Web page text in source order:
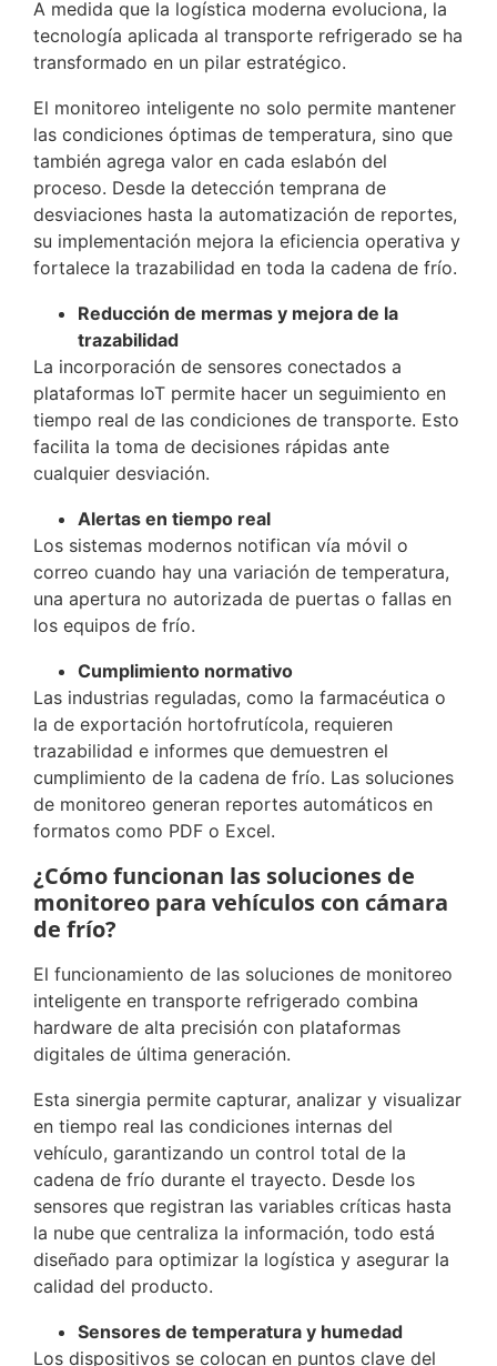
A medida que la logística moderna evoluciona, la
tecnología aplicada al transporte refrigerado se ha
transformado en un pilar estratégico.
El monitoreo inteligente no solo permite mantener
las condiciones óptimas de temperatura, sino que
también agrega valor en cada eslabón del
proceso. Desde la detección temprana de
desviaciones hasta la automatización de reportes,
su implementación mejora la eficiencia operativa y
fortalece la trazabilidad en toda la cadena de frío.
Reducción de mermas y mejora de la
trazabilidad
La incorporación de sensores conectados a
plataformas IoT permite hacer un seguimiento en
tiempo real de las condiciones de transporte. Esto
facilita la toma de decisiones rápidas ante
cualquier desviación.
Alertas en tiempo real
Los sistemas modernos notifican vía móvil o
correo cuando hay una variación de temperatura,
una apertura no autorizada de puertas o fallas en
los equipos de frío.
Cumplimiento normativo
Las industrias reguladas, como la farmacéutica o
la de exportación hortofrutícola, requieren
trazabilidad e informes que demuestren el
cumplimiento de la cadena de frío. Las soluciones
de monitoreo generan reportes automáticos en
formatos como PDF o Excel.
¿Cómo funcionan las soluciones de
monitoreo para vehículos con cámara
de frío?
El funcionamiento de las soluciones de monitoreo
inteligente en transporte refrigerado combina
hardware de alta precisión con plataformas
digitales de última generación.
Esta sinergia permite capturar, analizar y visualizar
en tiempo real las condiciones internas del
vehículo, garantizando un control total de la
cadena de frío durante el trayecto. Desde los
sensores que registran las variables críticas hasta
la nube que centraliza la información, todo está
diseñado para optimizar la logística y asegurar la
calidad del producto.
Sensores de temperatura y humedad
Los dispositivos se colocan en puntos clave del